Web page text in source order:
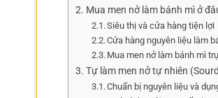
Mua men nở làm bánh mì ở
Siêu thị và cửa hàng tiện lợi
Cửa hàng nguyên liệu làm
Mua men nở làm bánh mì
Tự làm men nở tự nhiên
Chuẩn bị nguyên liệu và